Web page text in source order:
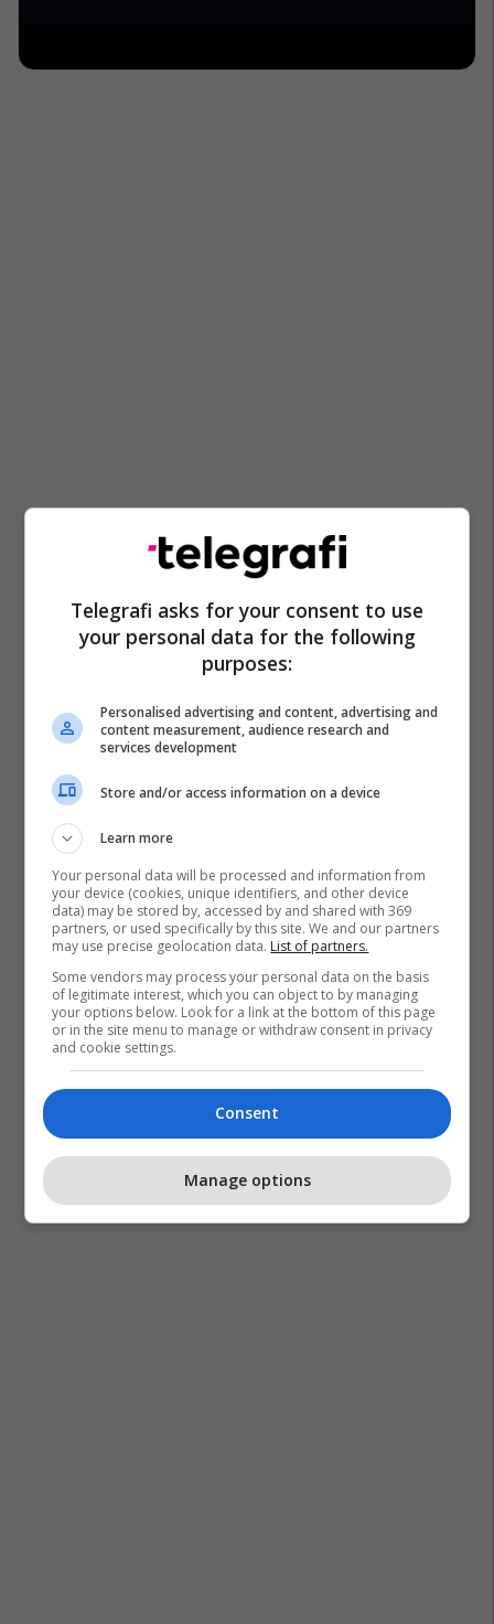
Telegrafi asks for your consent to use
your personal data for the following
purposes:
Personalised advertising and content, advertising and
content measurement, audience research and
services development
Store and/or access information on a device
Learn more
Your personal data will be processed and information from
your device (cookies, unique identifiers, and other device
data) may be stored by, accessed by and shared with 369
partners, or used specifically by this site. We and our partners
may use precise geolocation data. List of partners.
Some vendors may process your personal data on the basis
of legitimate interest, which you can object to by managing
your options below. Look for a link at the bottom of this page
or in the site menu to manage or withdraw consent in privacy
and cookie settings.
Consent
Manage options